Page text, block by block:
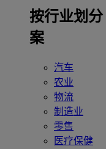
‌按行业划分
案
汽车
农业
物流
制造业
零售
医疗保健